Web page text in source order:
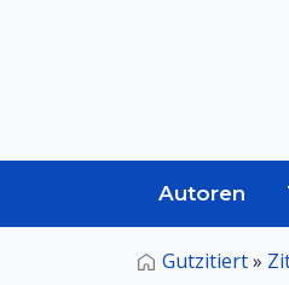
Autoren
Gutzitiert»